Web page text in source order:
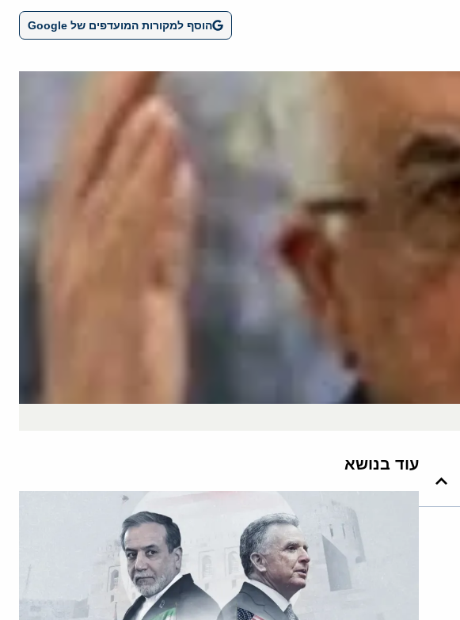
הוסף למקורות המועדפים של Google
עוד בנושא